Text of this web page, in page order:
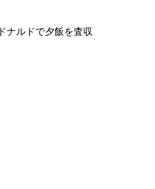
ナルドで夕飯を査収